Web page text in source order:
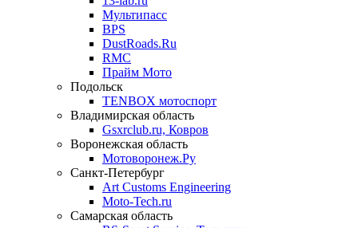
Мультипасс
BPS
DustRoads.Ru
RMC
Прайм Мото
Подольск
TENBOX мотоспорт
Владимирская область
Gsxrclub.ru, Ковров
Воронежская область
Мотоворонеж.Ру
Санкт-Петербург
Art Customs Engineering
Moto-Tech.ru
Самарская область